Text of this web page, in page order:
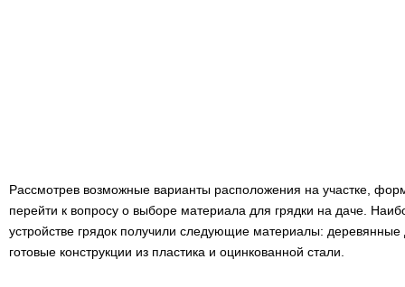
Рассмотрев возможные варианты расположения на участке,
перейти к вопросу о выборе материала для грядки на даче.
устройстве грядок получили следующие материалы:
готовые конструкции из пластика и оцинкованной стали.